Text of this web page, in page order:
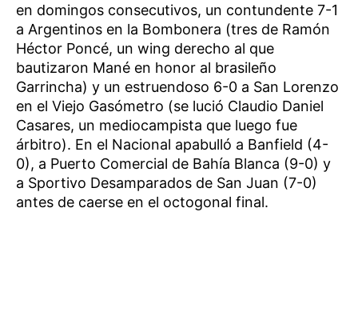
en domingos consecutivos, un contundente 7-1
a Argentinos en la Bombonera (tres de Ramón
Héctor Poncé, un wing derecho al que
bautizaron Mané en honor al brasileño
Garrincha) y un estruendoso 6-0 a San Lorenzo
en el Viejo Gasómetro (se lució Claudio Daniel
Casares, un mediocampista que luego fue
árbitro). En el Nacional apabulló a Banfield (4-
0), a Puerto Comercial de Bahía Blanca (9-0) y
a Sportivo Desamparados de San Juan (7-0)
antes de caerse en el octogonal final.